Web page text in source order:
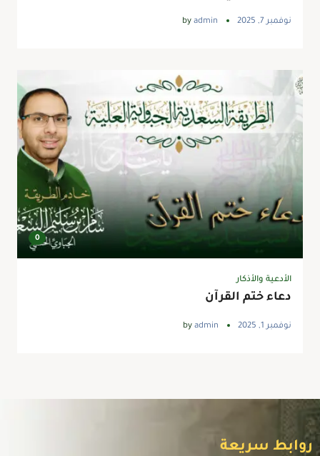
نوفمبر 7, 2025 by admin
0
الأدعية والأذكار
دعاء ختم القرآن
نوفمبر 1, 2025 by admin
روابط سريعة